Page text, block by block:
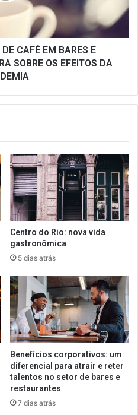
CAFÉ EM BARES E
SOBRE OS EFEITOS DA
Centro do Rio: nova vida
gastronômica
5 dias atrás
Benefícios corporativos: um
diferencial para atrair e reter
talentos no setor de bares e
restaurantes
7 dias atrás